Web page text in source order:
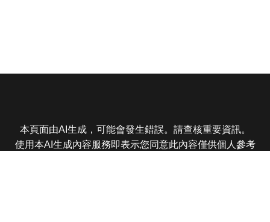
本頁面由AI生成，可能會發生錯誤。請查核重要資訊。
使用本AI生成內容服務即表示您同意此內容僅供個人參考